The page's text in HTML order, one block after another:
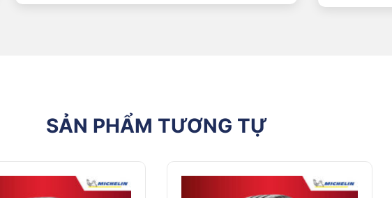
những đoạn đường ướt hoặc ngập nước, lốp duy trì đến 85% độ bám so với
SẢN PHẨM TƯƠNG TỰ